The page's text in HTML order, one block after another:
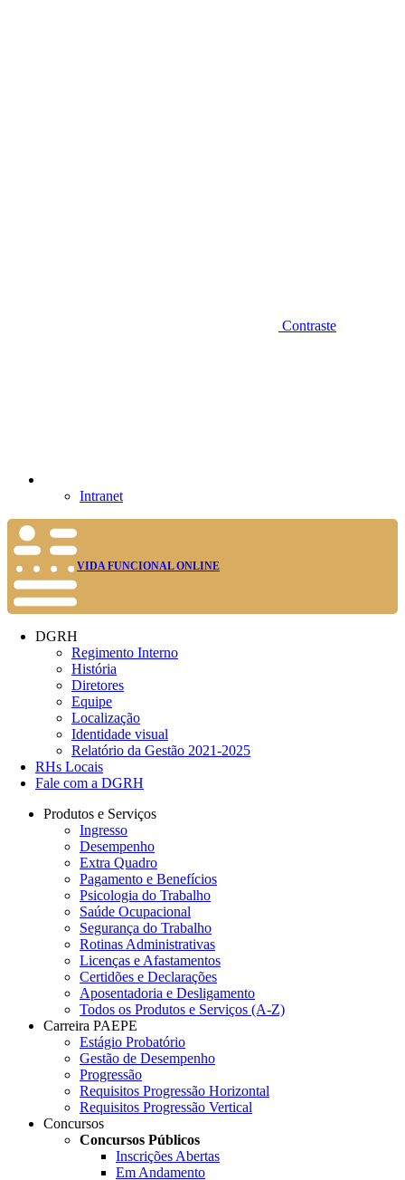
Contraste
Intranet
VIDA FUNCIONAL ONLINE
DGRH
Regimento Interno
História
Diretores
Equipe
Localização
Identidade visual
Relatório da Gestão 2021-2025
RHs Locais
Fale com a DGRH
Produtos e Serviços
Ingresso
Desempenho
Extra Quadro
Pagamento e Benefícios
Psicologia do Trabalho
Saúde Ocupacional
Segurança do Trabalho
Rotinas Administrativas
Licenças e Afastamentos
Certidões e Declarações
Aposentadoria e Desligamento
Todos os Produtos e Serviços (A-Z)
Carreira PAEPE
Estágio Probatório
Gestão de Desempenho
Progressão
Requisitos Progressão Horizontal
Requisitos Progressão Vertical
Concursos
Concursos Públicos
Inscrições Abertas
Em Andamento